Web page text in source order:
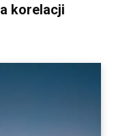
korelacji